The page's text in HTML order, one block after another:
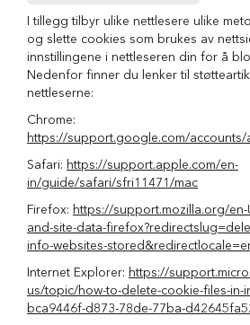
S
l
g
p
å
u
n
d
e
m
a
t
H
u
n
I tillegg tilbyr ulike nettlesere ulike
og slette cookies som brukes av
innstillingene i nettleseren din for å
Nedenfor finner du lenker til
nettleserne:
Chrome:
https://support.google.com/accounts/
Safari: https://support.apple.com/en-
in/guide/safari/sfri11471/mac
Firefox: https://support.mozilla.org/
and-site-data-
info-websites-
Internet Explorer: https://
us/topic/how-to-delete-cookie-files-in-
bca9446f-d873-78de-77ba-